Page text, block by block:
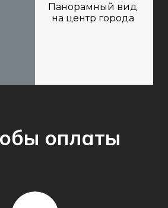
Панорамный вид
на центр города
оплаты